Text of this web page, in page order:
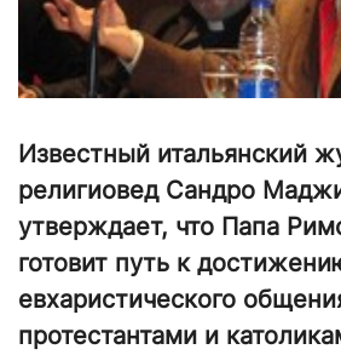
Известный итальянский
религиовед Сандро
утверждает, что Папа
готовит путь к
евхаристического
протестантами и